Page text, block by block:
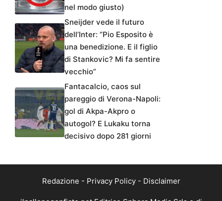
nel modo giusto)
Sneijder vede il futuro
dell’Inter: “Pio Esposito è
una benedizione. E il figlio
di Stankovic? Mi fa sentire
vecchio”
Fantacalcio, caos sul
pareggio di Verona-Napoli:
gol di Akpa-Akpro o
autogol? E Lukaku torna
decisivo dopo 281 giorni
Redazione - Privacy Policy- Disclaimer